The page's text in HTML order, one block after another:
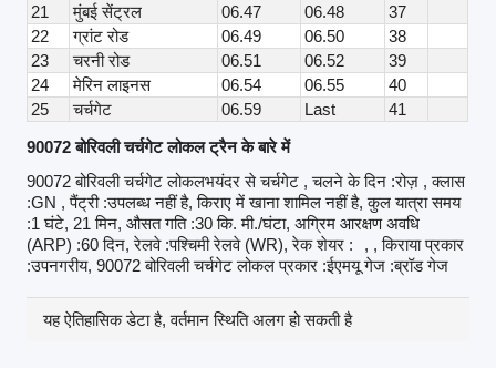
21
मुंबई सेंट्रल 06.47 06.48
37
22
ग्रांट रोड 06.49 06.50
38
23
चरनी रोड 06.51 06.52
39
24
मेरिन लाइनस 06.54 06.55
40
25
चर्चगेट 06.59 Last
41
90072 बोरिवली चर्चगेट लोकल ट्रैन के बारे में
90072 बोरिवली चर्चगेट लोकलभयंदर से चर्चगेट , चलने के दिन :रोज़ , क्लास
:GN , पैंट्री :उपलब्ध नहीं है, किराए में खाना शामिल नहीं है, कुल यात्रा समय
:1 घंटे, 21 मिन, औसत गति :30 कि. मी./घंटा, अग्रिम आरक्षण अवधि
(ARP) :60 दिन, रेलवे :पश्चिमी रेलवे (WR), रेक शेयर :
, , किराया प्रकार
:उपनगरीय, 90072 बोरिवली चर्चगेट लोकल प्रकार :ईएमयू गेज :ब्रॉड गेज
यह ऐतिहासिक डेटा है, वर्तमान स्थिति अलग हो सकती है